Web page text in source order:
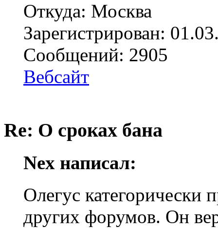
Откуда: Москва
Зарегистрирован:
Сообщений: 2905
Вебсайт
Re: О сроках бана
Nex написал:
Олегус категорически
других форумов. Он